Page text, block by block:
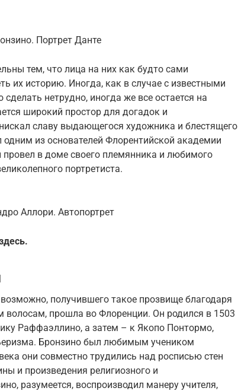
Портрет Данте
тем, что лица на них как будто сами
их историю. Иногда, как в случае с известными
нетрудно, иногда же все остается на
широкий простор для догадок и
славу выдающегося художника и блестящего
одним из основателей Флорентийской академии
провел в доме своего племянника и любимого
портретиста.
Аллори. Автопортрет
получившего такое прозвище благодаря
прошла во Флоренции. Он родился в 1503
Раффаэллино, а затем – к Якопо Понтормо,
Бронзино был любимым учеником
они совместно трудились над росписью стен
и произведения религиозного и
разумеется, воспроизводил манеру учителя,